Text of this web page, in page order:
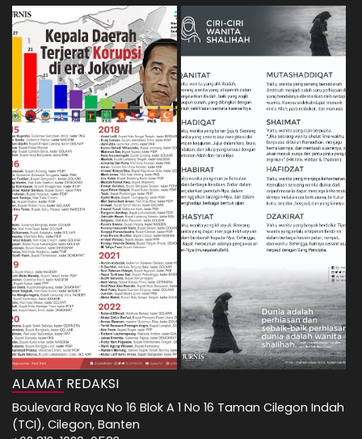
ALAMAT REDAKSI
Boulevard Raya No 16 Blok A 1 No 16 Taman Cilegon Indah
(TCI), Cilegon, Banten